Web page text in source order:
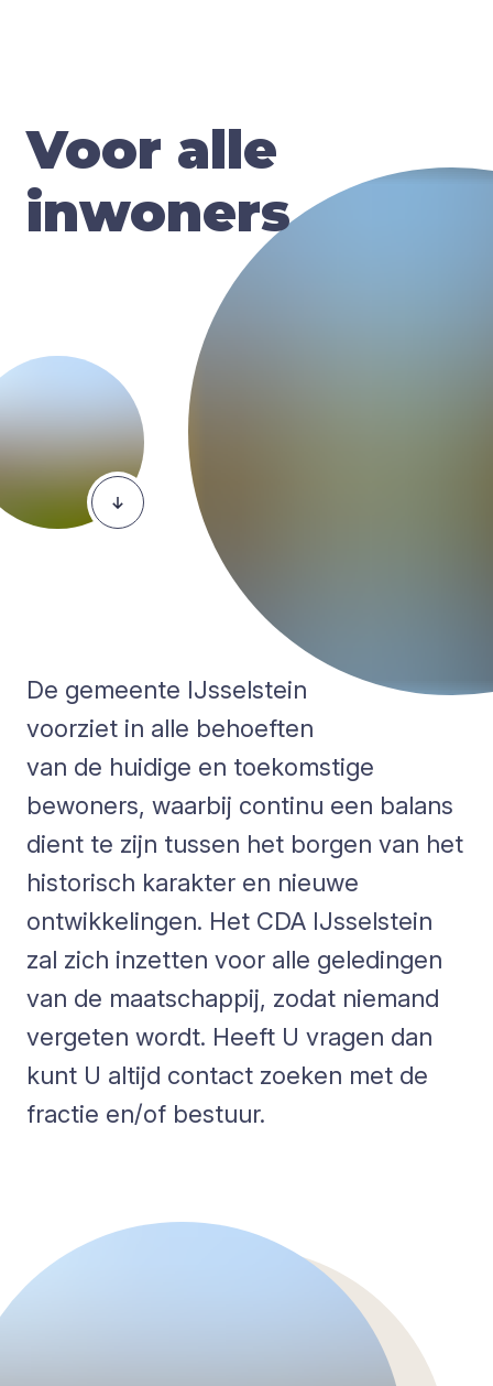
Voor alle
inwoners
De gemeente IJsselstein
voorziet in alle behoeften
van de huidige en toekomstige
bewoners, waarbij continu een balans
dient te zijn tussen het borgen van het
historisch karakter en nieuwe
ontwikkelingen. Het CDA IJsselstein
zal zich inzetten voor alle geledingen
van de maatschappij, zodat niemand
vergeten wordt. Heeft U vragen dan
kunt U altijd contact zoeken met de
fractie en/of bestuur.